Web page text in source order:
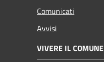
Comunicati
Avvisi
VIVERE IL COMUNE